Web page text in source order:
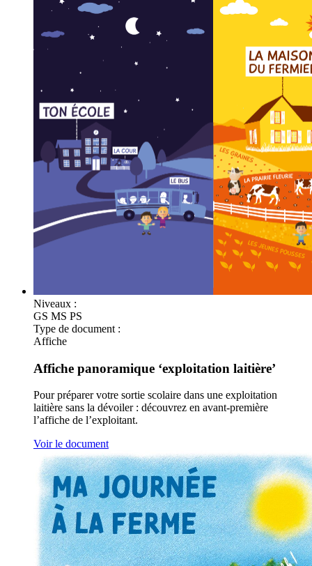
Niveaux :
GS MS PS
Type de document :
Affiche
Affiche panoramique ‘exploitation laitière’
Pour préparer votre sortie scolaire dans une exploitation
laitière sans la dévoiler : découvrez en avant-première
l’affiche de l’exploitant.
Voir le document